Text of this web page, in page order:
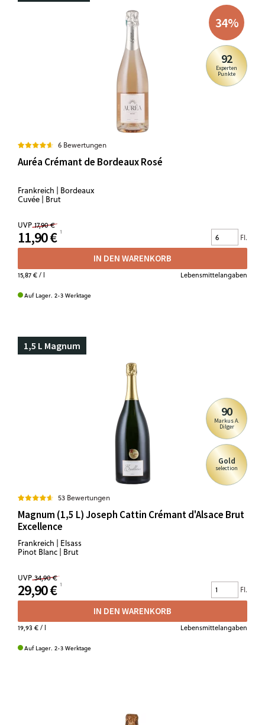
34%
92
Experten
Punkte
6 Bewertungen
Auréa Crémant de Bordeaux Rosé
Frankreich | Bordeaux
Cuvée | Brut
UVP 17,90 €
11,90 € Fl.
IN DEN WARENKORB
15,87 €/ l Lebensmittelangaben
Auf Lager. 2-3 Werktage
1,5 L Magnum
90
Markus A.
Dilger
Gold
selection
53 Bewertungen
Magnum (1,5 L) Joseph Cattin Crémant d'Alsace Brut
Excellence
Frankreich | Elsass
Pinot Blanc | Brut
UVP 34,90 €
29,90 € Fl.
IN DEN WARENKORB
19,93 €/ l Lebensmittelangaben
Auf Lager. 2-3 Werktage